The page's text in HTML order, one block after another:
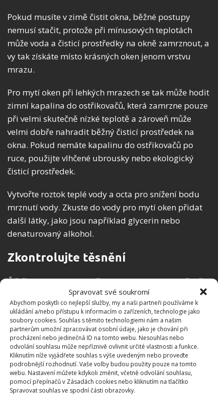
Spravovat své soukromí
Abychom poskytli co nejlepší služby, my a naši partneři používáme k
ukládání a/nebo přístupu k informacím o zařízeních, technologie jako
soubory cookies. Souhlas s těmito technologiemi nám a našim
partnerům umožní zpracovávat osobní údaje, jako je chování při
procházení nebo jedinečná ID na tomto webu. Nesouhlas nebo
odvolání souhlasu může nepříznivě ovlivnit určité vlastnosti a funkce.
Kliknutím níže vyjádřete souhlas s výše uvedeným nebo proveďte
podrobnější rozhodnutí. Vaše volby budou použity pouze na tomto
webu. Nastavení můžete kdykoli změnit, včetně odvolání souhlasu,
pomocí přepínačů v Zásadách cookies nebo kliknutím na tlačítko
Spravovat souhlas ve spodní části obrazovky.
Pokud musíte v zimě čistit okna, běžné postupy
nemusí stačit, protože při mínusových teplotách
může voda a čisticí prostředky na okně zamrznout, a
vy tak získáte místo krásných oken jenom vrstvu
mrazu.
Pro mytí oken při lehkých mrazech se tak může hodit
zimní kapalina do ostřikovačů, která zamrzne pouze
při velmi skutečně nízké teplotě a zároveň může
velmi dobře nahradit běžný čisticí prostředek na
okna. Pokud nemáte kapalinu do ostřikovačů po
ruce, použijte vlhčené ubrousky nebo ekologický
čisticí prostředek.
Vytvořte roztok teplé vody a octa pro snížení bodu
mrznutí vody. Zkuste do vody pro mytí oken přidat
další látky, jako jsou například glycerin nebo
denaturovaný alkohol.
Zkontrolujte těsnění
Čištění oken je také skvělou chvíli ke kontrole těsnění
v rámci celých oken. Před čištěním projeďte těsnění
prsty a vyzkoušejte, jestli v některém místě
profukujte venkovní studený vzduch. Pokud objevíte
takové místo, může být na čase vyměnit
popraskanou a již málo funkční gumičku těsnění.
Tento úkol je jednoduchý a zvládne ho snad každý.
Pokud to přímo na výměnu není, rozhodně se hodí